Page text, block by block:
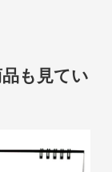
も見てい